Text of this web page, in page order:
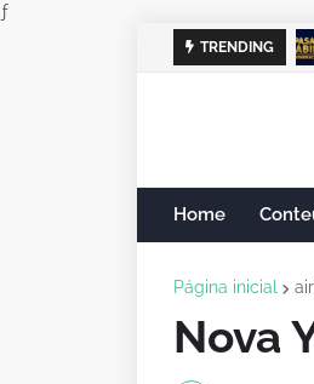
ƒ
TRENDING
Home
Página inicial
Nova